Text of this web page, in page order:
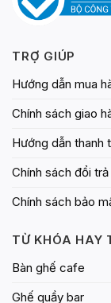
TRỢ GIÚP
Hướng dẫn mua
Chính sách giao
Hướng dẫn thanh
Chính sách đổi trả
Chính sách bảo
TỪ KHÓA HAY
Bàn ghế cafe
Ghế quầy bar